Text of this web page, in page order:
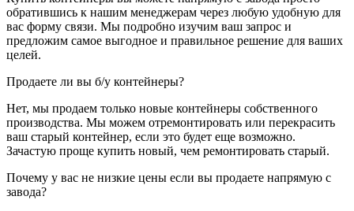
обратившись к нашим менеджерам через любую удобную для
вас форму связи. Мы подробно изучим ваш запрос и
предложим самое выгодное и правильное решение для ваших
целей.
Продаете ли вы б/у контейнеры?
Нет, мы продаем только новые контейнеры собственного
производства. Мы можем отремонтировать или перекрасить
ваш старый контейнер, если это будет еще возможно.
Зачастую проще купить новый, чем ремонтировать старый.
Почему у вас не низкие цены если вы продаете напрямую с
завода?